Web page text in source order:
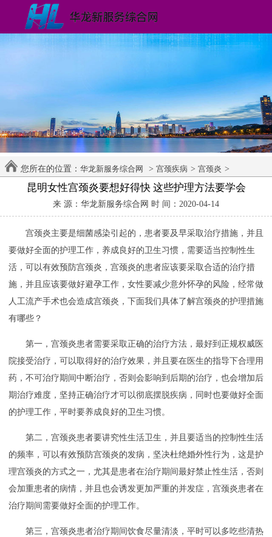
您所在的位置：华龙新服务综合网 >宫颈疾病 >宫颈炎 >
昆明女性宫颈炎要想好得快 这些护理方法要学会
来 源：华龙新服务综合网 时 间：2020-04-14
宫颈炎主要是细菌感染引起的，患者要及早采取治疗措施，并且
要做好全面的护理工作，养成良好的卫生习惯，需要适当控制性生
活，可以有效预防宫颈炎，宫颈炎的患者应该要采取合适的治疗措
施，并且应该要做好避孕工作，女性要减少意外怀孕的风险，经常做
人工流产手术也会造成宫颈炎，下面我们具体了解宫颈炎的护理措施
有哪些？
第一，宫颈炎患者需要采取正确的治疗方法，最好到正规权威医
院接受治疗，可以取得好的治疗效果，并且要在医生的指导下合理用
药，不可治疗期间中断治疗，否则会影响到后期的治疗，也会增加后
期治疗难度，坚持正确治疗才可以彻底摆脱疾病，同时也要做好全面
的护理工作，平时要养成良好的卫生习惯。
第二，宫颈炎患者要讲究性生活卫生，并且要适当的控制性生活
的频率，可以有效预防宫颈炎的发病，坚决杜绝婚外性行为，这是护
理宫颈炎的方式之一，尤其是患者在治疗期间最好禁止性生活，否则
会加重患者的病情，并且也会诱发更加严重的并发症，宫颈炎患者在
治疗期间需要做好全面的护理工作。
第三，宫颈炎患者治疗期间饮食尽量清淡，平时可以多吃些清热